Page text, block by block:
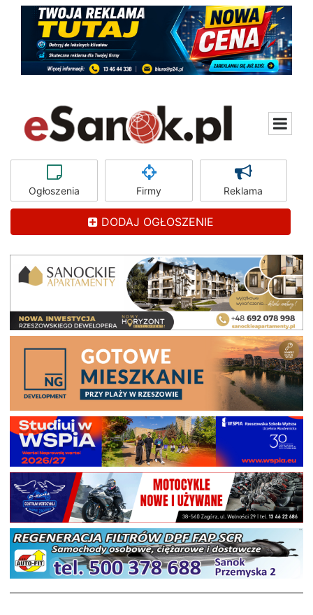
Ogłoszenia Firmy Reklama
DODAJ OGŁOSZENIE